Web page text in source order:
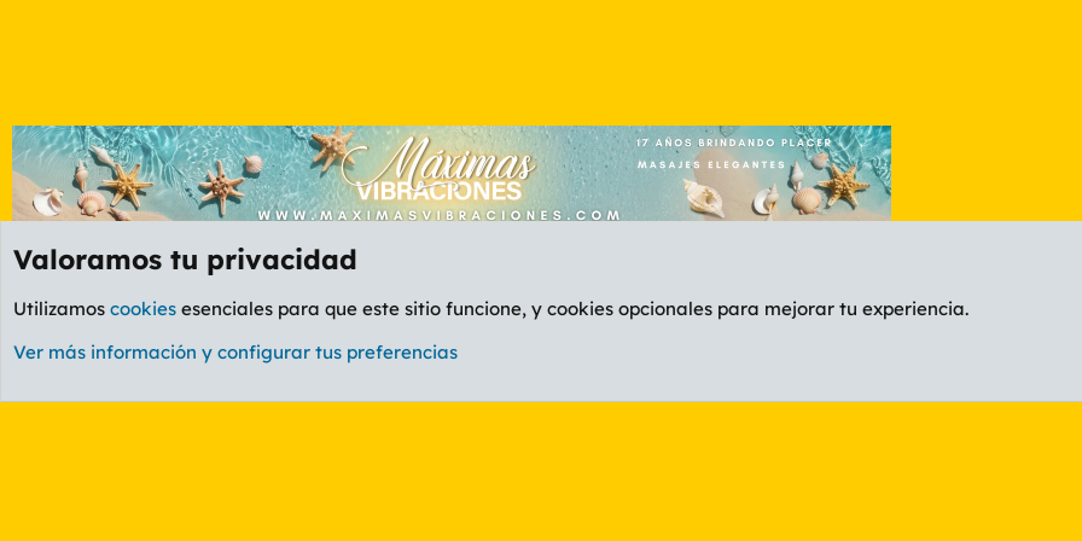
Foro General
Valoramos tu privacidad
Utilizamos cookies esenciales para que este sitio funcione, y cookies opcionales para mejorar tu experiencia.
Ver más información y configurar tus preferencias